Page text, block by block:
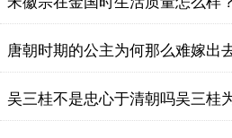
唐朝时期的公主为何那么难嫁出
吴三桂不是忠心于清朝吗吴三桂